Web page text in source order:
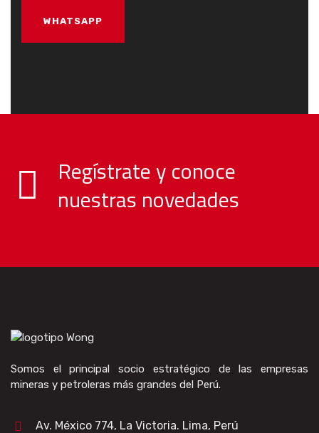
WHATSAPP
Regístrate y conoce
nuestras novedades
Somos el principal socio estratégico de las empresas
mineras y petroleras más grandes del Perú.
Av. México 774, La Victoria. Lima, Perú